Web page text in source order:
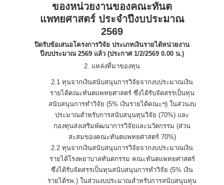
ของหน่วยงานของคณะทันต
แพทยศาสตร์ ประจำปีงบประมาณ
2569
ปิดรับข้อเสนอโครงการวิจัย ประเภทเงินรายได้หน่วยงาน
ปีงบประมาณ 2569 แล้ว (ประกาศ 1/2/2569 0.00 น.)
2. แหล่งที่มาของทุน
2.1 ทุนจากเงินสนับสนุนการวิจัยจากงบประมาณเงิน
รายได้คณะทันตแพทยศาสตร์ ซึ่งได้รับจัดสรรเป็นทุน
สนับสนุนการทำวิจัย (5% เงินรายได้คณะฯ) ในส่วนงบ
ประมาณสำหรับการสนับสนุนทุนวิจัย (70%) และ
กองทุนส่งเสริมพัฒนาการวิจัยและนวัตกรรม (ส่วน
สะสมของคณะทันตแพทยศาสตร์ 70%)
2.2 ทุนจากเงินสนับสนุนการวิจัยจากงบประมาณเงิน
รายได้โรงพยาบาลทันตกรรม คณะทันตแพทยศาสตร์
ซึ่งได้รับจัดสรรเป็นทุนสนับสนุนการทำวิจัย (5% เงิน
รายได้รพ.) ในส่วนงบประมาณสำหรับการสนับสนุนทุน